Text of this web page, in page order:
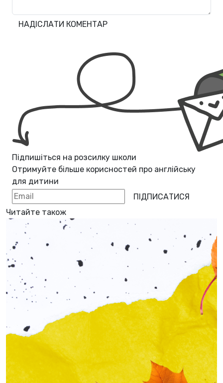
НАДІСЛАТИ КОМЕНТАР
Підпишіться на розсилку школи
Отримуйте більше корисностей про англійську
для дитини
ПІДПИСАТИСЯ
Читайте також